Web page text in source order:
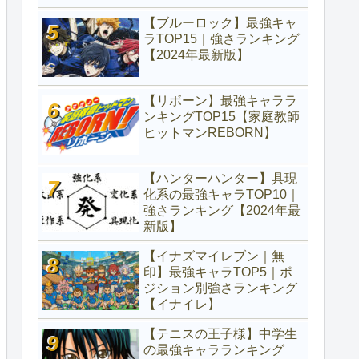
【ブルーロック】最強キャ
ラTOP15｜強さランキング
【2024年最新版】
【リボーン】最強キャララ
ンキングTOP15【家庭教師
ヒットマンREBORN】
【ハンターハンター】具現
化系の最強キャラTOP10｜
強さランキング【2024年最
新版】
【イナズマイレブン｜無
印】最強キャラTOP5｜ポ
ジション別強さランキング
【イナイレ】
【テニスの王子様】中学生
の最強キャラランキング